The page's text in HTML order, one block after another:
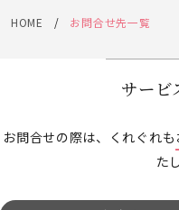
HOME お問合せ先一覧
サービ
お問合せの際は、くれぐれも
た